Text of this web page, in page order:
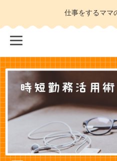
仕事をするママ